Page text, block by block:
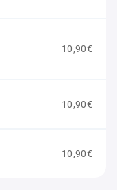
10,90€
10,90€
10,90€